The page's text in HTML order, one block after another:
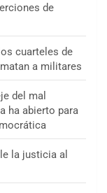
de
cuarteles de
a militares
del mal
ha abierto para
la justicia al